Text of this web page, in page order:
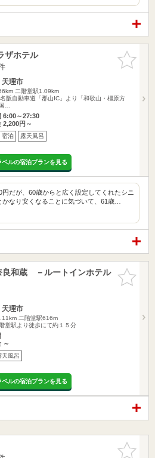
お気に入
りに追加
ザホテル
天理市
二階堂駅1.09km
阪自動車道「郡山IC」より「和歌山・橿原方
…
6:00～27:30
2,200円～
宿泊 露天風呂
ベルの宿泊プランを見る
だが、60歳からと広く設定してくれたシニ
かなり安くなることに気づいて、61歳…
お気に入
りに追加
良和蔵 －ルートインホテル
天理市
二階堂駅616m
堂駅より徒歩にて約１５分
～
天風呂
ベルの宿泊プランを見る
お気に入
りに追加